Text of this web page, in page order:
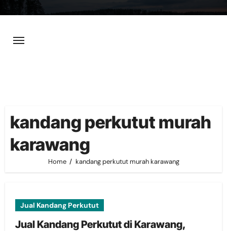
content
kandang perkutut murah
karawang
Home kandang perkutut murah karawang
Jual Kandang Perkutut
Jual Kandang Perkutut di Karawang,